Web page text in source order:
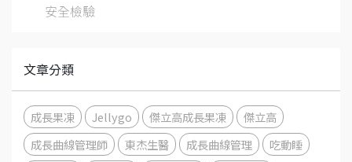
安全檢驗
文章分類
成長果凍 Jellygo 傑立高成長果凍
傑立高
成長曲線管理師
東杰生醫 成長曲線管理
吃動睡